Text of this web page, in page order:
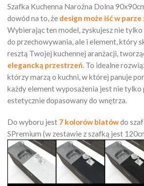
Szafka Kuchenna Narożna Dolna
dowód na to, że design może iść w
Wybierając ten model, zyskujesz nie
do przechowywania, ale i element, który
resztą Twojej kuchennej aranżacji,
elegancką przestrzeń . To idealne
którzy marzą o kuchni, w której panuje
każdy element wyposażenia jest nie tylko
estetycznie dopasowany do wnętrza.
Do wyboru jest 7 kolorów blatówdo
SPremium (w zestawie z szafką jest